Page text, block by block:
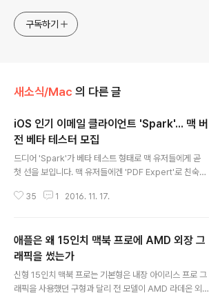
구독하기
새소식/Mac 의 다른 글
iOS 인기 이메일 클라이언트 'Spark'... 맥 버
전 베타 테스터 모집
드디어 'Spark'가 베타 테스트 형태로 맥 유저들에게 곧
첫 선을 보입니다. 맥 유저들에겐 'PDF Expert'로 친숙한
제작사가 맥 버전 개발에 착수했다는 소식 전해드렸는데,
롭박스가 'MailBox' 개발을 중단하면서 여러 제작사가 그
자리를 꿰 차기 위한 치열한 신경전을 벌이고 있는데요. 가
장 많은 주목을 받았던 메일앱 가운데 하나가 Readle의 S
park입니다. 맥 버전에 앞서 iOS 버전이 먼저 출시됐는데
국내외 iOS 유저들로부터 좋은 평가를 받고 있죠. 어느 정
35 1 2016. 11. 17.
애플은 왜 15인치 맥북 프로에 AMD 외장 그
래픽을 썼는가
신형 15인치 맥북 프로는 기본형은 내장 아이리스 프로 그
래픽을 사용했던 구형과 달리 전 모델이 AMD 라데온 외장